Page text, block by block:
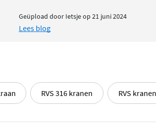
Geüpload door Ietsje op 21 juni 2024
Lees blog
RVS 316 kranen RVS kranen